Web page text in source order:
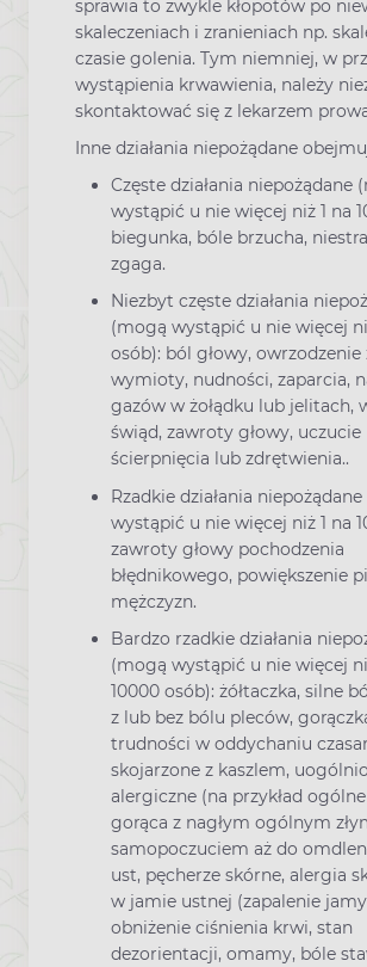
sprawia to zwykle kłopotów po
skaleczeniach i zranieniach np.
czasie golenia. Tym niemniej, w
wystąpienia krwawienia, należy
skontaktować się z lekarzem
Inne działania niepożądane
Częste działania niepożądane
wystąpić u nie więcej niż 1 na
biegunka, bóle brzucha,
zgaga.
Niezbyt częste działania
(mogą wystąpić u nie więcej
osób): ból głowy, owrzodzenie
wymioty, nudności, zaparcia,
gazów w żołądku lub jelitach,
świąd, zawroty głowy, uczucie
ścierpnięcia lub zdrętwienia..
Rzadkie działania
wystąpić u nie więcej niż 1 na
zawroty głowy pochodzenia
błędnikowego, powiększenie
mężczyzn.
Bardzo rzadkie działania
(mogą wystąpić u nie więcej
10000 osób): żółtaczka, silne
z lub bez bólu pleców,
trudności w oddychaniu
skojarzone z kaszlem,
alergiczne (na przykład
gorąca z nagłym ogólnym
samopoczuciem aż do
ust, pęcherze skórne, alergia
w jamie ustnej (zapalenie
obniżenie ciśnienia krwi, stan
dezorientacji, omamy, bóle